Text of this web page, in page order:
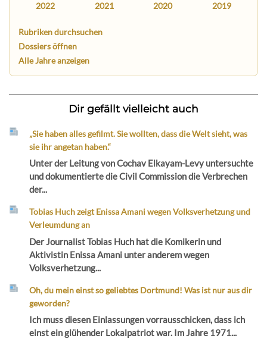
2022 2021 2020 2019
Rubriken durchsuchen
Dossiers öffnen
Alle Jahre anzeigen
Dir gefällt vielleicht auch
„Sie haben alles gefilmt. Sie wollten, dass die Welt sieht, was
sie ihr angetan haben.“
Unter der Leitung von Cochav Elkayam-Levy untersuchte
und dokumentierte die Civil Commission die Verbrechen
der...
Tobias Huch zeigt Enissa Amani wegen Volksverhetzung und
Verleumdung an
Der Journalist Tobias Huch hat die Komikerin und
Aktivistin Enissa Amani unter anderem wegen
Volksverhetzung...
Oh, du mein einst so geliebtes Dortmund! Was ist nur aus dir
geworden?
Ich muss diesen Einlassungen vorrausschicken, dass ich
einst ein glühender Lokalpatriot war. Im Jahre 1971...